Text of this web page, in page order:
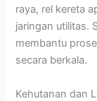
raya, rel kereta
jaringan utilitas.
membantu
secara berkala.
Kehutanan dan